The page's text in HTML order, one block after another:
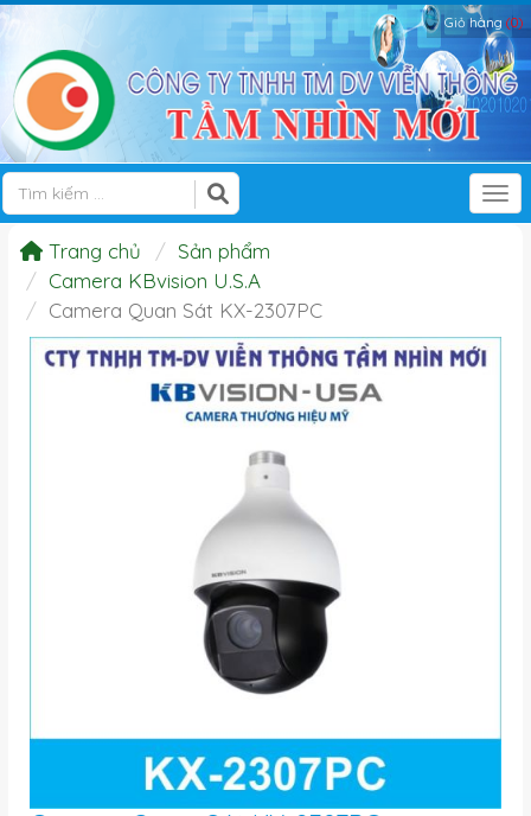
Giỏ hàng (0)
Trang chủ
Sản phẩm
Camera KBvision U.S.A
Camera Quan Sát KX-2307PC